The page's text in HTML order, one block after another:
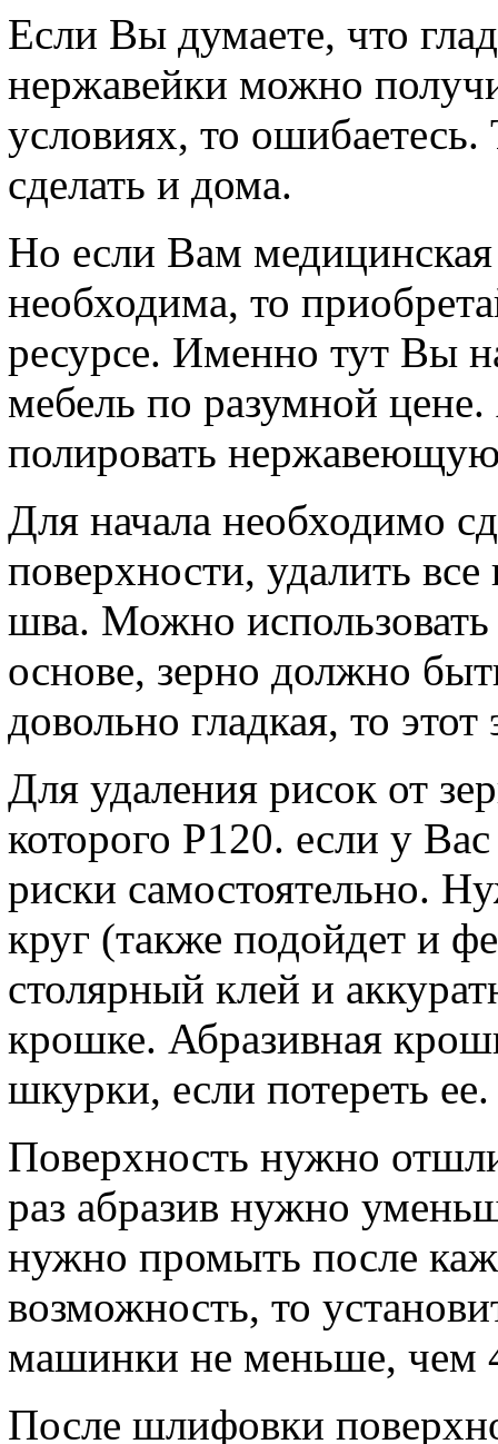
Если Вы думаете, что
нержавейки можно
условиях, то ошибаетесь.
сделать и дома.
Но если Вам
необходима, то
ресурсе. Именно тут Вы
мебель по разумной
полировать
Для начала необходимо
поверхности, удалить
шва. Можно
основе, зерно должно
довольно гладкая, то
Для удаления рисок от
которого Р120. если у
риски самостоятельно.
круг (также подойдет и
столярный клей и
крошке. Абразивная
шкурки, если потереть ее.
Поверхность нужно
раз абразив нужно
нужно промыть после
возможность, то
машинки не меньше, чем
После шлифовки